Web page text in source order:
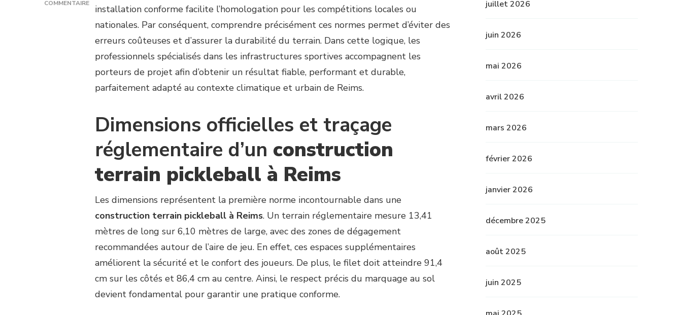
COMMENTAIRE
SPORTIVES
RESPECTÉES
PICKLEBALL
installation conforme facilite l’homologation pour les compétitions locales ou
nationales. Par conséquent, comprendre précisément ces normes permet d’éviter des
erreurs coûteuses et d’assurer la durabilité du terrain. Dans cette logique, les
professionnels spécialisés dans les infrastructures sportives accompagnent les
porteurs de projet afin d’obtenir un résultat fiable, performant et durable,
parfaitement adapté au contexte climatique et urbain de Reims.
Dimensions officielles et traçage
réglementaire d’un construction
terrain pickleball à Reims
Les dimensions représentent la première norme incontournable dans une
construction terrain pickleball à Reims. Un terrain réglementaire mesure 13,41
mètres de long sur 6,10 mètres de large, avec des zones de dégagement
recommandées autour de l’aire de jeu. En effet, ces espaces supplémentaires
améliorent la sécurité et le confort des joueurs. De plus, le filet doit atteindre 91,4
cm sur les côtés et 86,4 cm au centre. Ainsi, le respect précis du marquage au sol
devient fondamental pour garantir une pratique conforme.
juillet 2026
juin 2026
mai 2026
avril 2026
mars 2026
février 2026
janvier 2026
décembre 2025
août 2025
juin 2025